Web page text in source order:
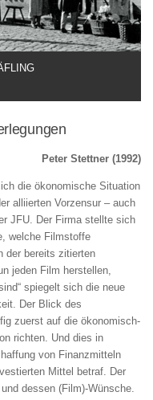
Peter Stettner (1992)
die ökonomische Situation
alliierten Vorzensur – auch
JFU. Der Firma stellte sich
welche Filmstoffe
der bereits zitierten
jeden Film herstellen,
spiegelt sich die neue
Der Blick des
zuerst auf die ökonomisch-
richten. Und dies in
von Finanzmitteln
Mittel betraf. Der
dessen (Film)-Wünsche.